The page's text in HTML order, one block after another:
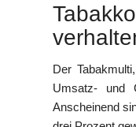
Der
Umsatz- und
Anscheinend